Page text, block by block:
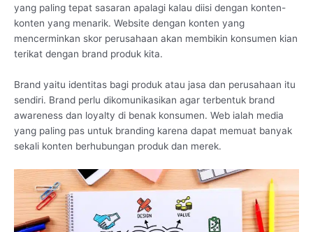
yang paling tepat sasaran apalagi kalau diisi dengan konten-
konten yang menarik. Website dengan konten yang
mencerminkan skor perusahaan akan membikin konsumen kian
terikat dengan brand produk kita.
Brand yaitu identitas bagi produk atau jasa dan perusahaan itu
sendiri. Brand perlu dikomunikasikan agar terbentuk brand
awareness dan loyalty di benak konsumen. Web ialah media
yang paling pas untuk branding karena dapat memuat banyak
sekali konten berhubungan produk dan merek.